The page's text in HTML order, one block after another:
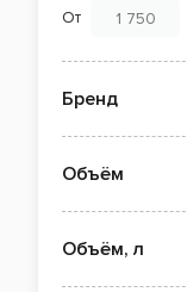
От
Бренд
Объём
Объём, л